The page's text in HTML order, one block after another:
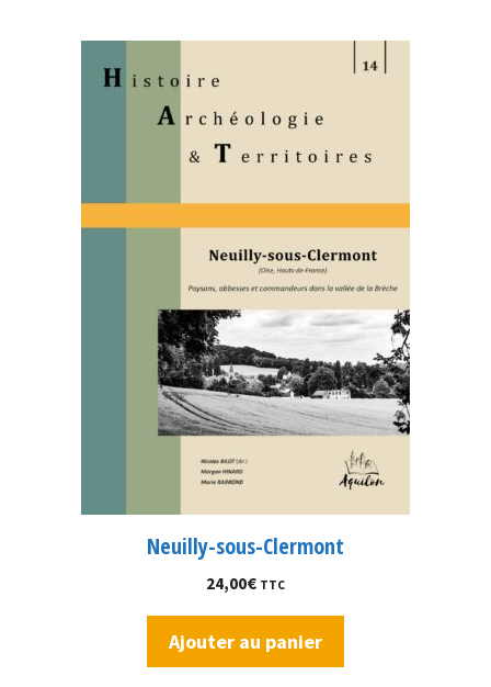
Neuilly-sous-Clermont
24,00€ TTC
Ajouter au panier